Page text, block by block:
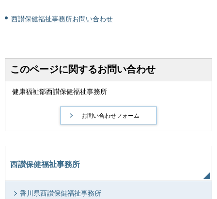
西讃保健福祉事務所お問い合わせ
このページに関するお問い合わせ
健康福祉部西讃保健福祉事務所
西讃保健福祉事務所
香川県西讃保健福祉事務所